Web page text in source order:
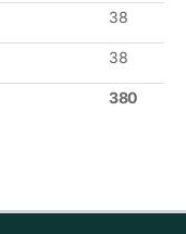
38
38
380